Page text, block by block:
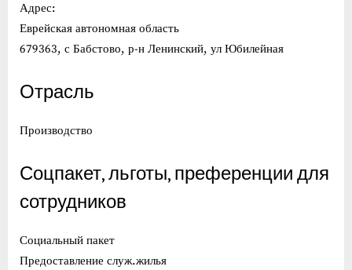
Адрес:
Еврейская автономная область
679363, с Бабстово, р-н Ленинский, ул Юбилейная
Отрасль
Производство
Соцпакет, льготы, преференции для
сотрудников
Социальный пакет
Предоставление служ.жилья